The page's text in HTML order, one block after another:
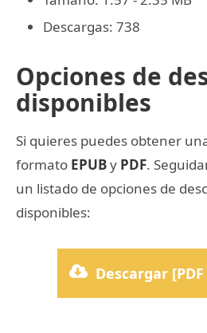
Descargas: 738
Opciones de
disponibles
Si quieres puedes obtener
formato EPUBy PDF.
un listado de opciones de
disponibles:
Descargar